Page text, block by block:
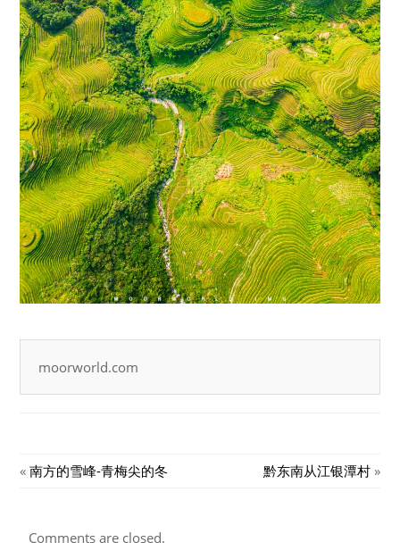
moorworld.com
«南方的雪峰-青梅尖的冬 黔东南从江银潭村»
Comments are closed.